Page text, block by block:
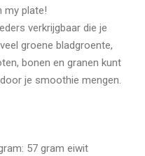
my plate!
verkrijgbaar die je
groene bladgroente,
bonen en granen kunt
je smoothie mengen.
57 gram eiwit